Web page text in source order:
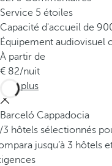
Service 5 étoiles
Capacité d'accueil de
Équipement audiovisuel
À partir de
82/nuit
Voir plus
Barceló Cappadocia
/3 hôtels sélectionnés
jusqu’à 3 hôtels